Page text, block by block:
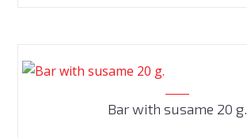
Bar with susame 20 g.